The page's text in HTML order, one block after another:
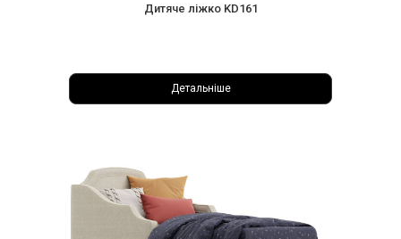
Дитяче ліжко KD161
Детальніше